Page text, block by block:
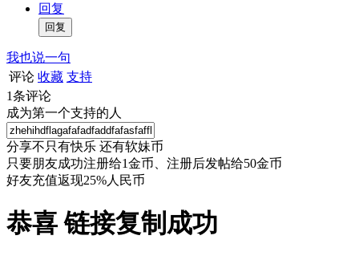
回复
我也说一句
评论 收藏 支持
1条评论
成为第一个支持的人
分享不只有快乐 还有软妹币
只要朋友成功注册给1金币、注册后发帖给50金币
好友充值返现25%人民币
恭喜 链接复制成功